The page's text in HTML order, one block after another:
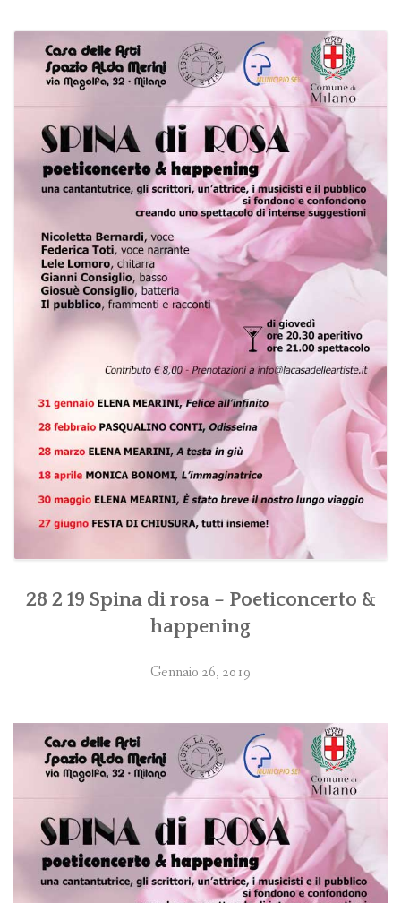
28 2 19 Spina di rosa – Poeticoncerto &
happening
Gennaio 26, 2019